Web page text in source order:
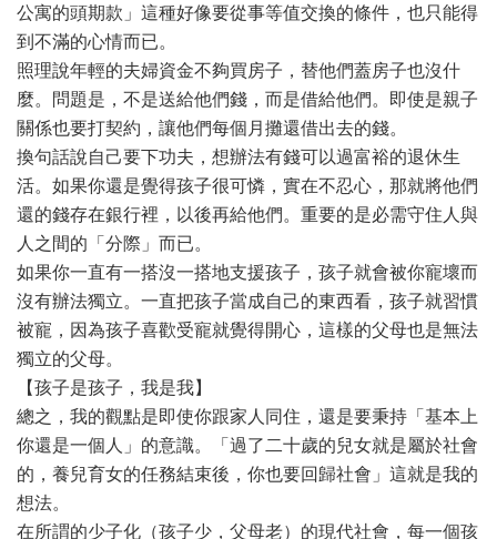
公寓的頭期款」這種好像要從事等值交換的條件，也只能得
到不滿的心情而已。
照理說年輕的夫婦資金不夠買房子，替他們蓋房子也沒什
麼。問題是，不是送給他們錢，而是借給他們。即使是親子
關係也要打契約，讓他們每個月攤還借出去的錢。
換句話說自己要下功夫，想辦法有錢可以過富裕的退休生
活。如果你還是覺得孩子很可憐，實在不忍心，那就將他們
還的錢存在銀行裡，以後再給他們。重要的是必需守住人與
人之間的「分際」而已。
如果你一直有一搭沒一搭地支援孩子，孩子就會被你寵壞而
沒有辦法獨立。一直把孩子當成自己的東西看，孩子就習慣
被寵，因為孩子喜歡受寵就覺得開心，這樣的父母也是無法
獨立的父母。
【孩子是孩子，我是我】
總之，我的觀點是即使你跟家人同住，還是要秉持「基本上
你還是一個人」的意識。「過了二十歲的兒女就是屬於社會
的，養兒育女的任務結束後，你也要回歸社會」這就是我的
想法。
在所謂的少子化（孩子少，父母老）的現代社會，每一個孩